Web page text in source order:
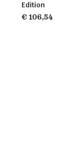
Edition
€ 106,54